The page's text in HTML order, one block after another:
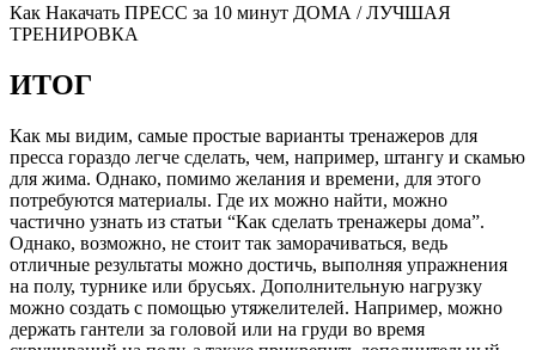
Как Накачать ПРЕСС за 10 минут ДОМА / ЛУЧШАЯ
ТРЕНИРОВКА
ИТОГ
Как мы видим, самые простые варианты тренажеров для
пресса гораздо легче сделать, чем, например, штангу и скамью
для жима. Однако, помимо желания и времени, для этого
потребуются материалы. Где их можно найти, можно
частично узнать из статьи “Как сделать тренажеры дома”.
Однако, возможно, не стоит так заморачиваться, ведь
отличные результаты можно достичь, выполняя упражнения
на полу, турнике или брусьях. Дополнительную нагрузку
можно создать с помощью утяжелителей. Например, можно
держать гантели за головой или на груди во время